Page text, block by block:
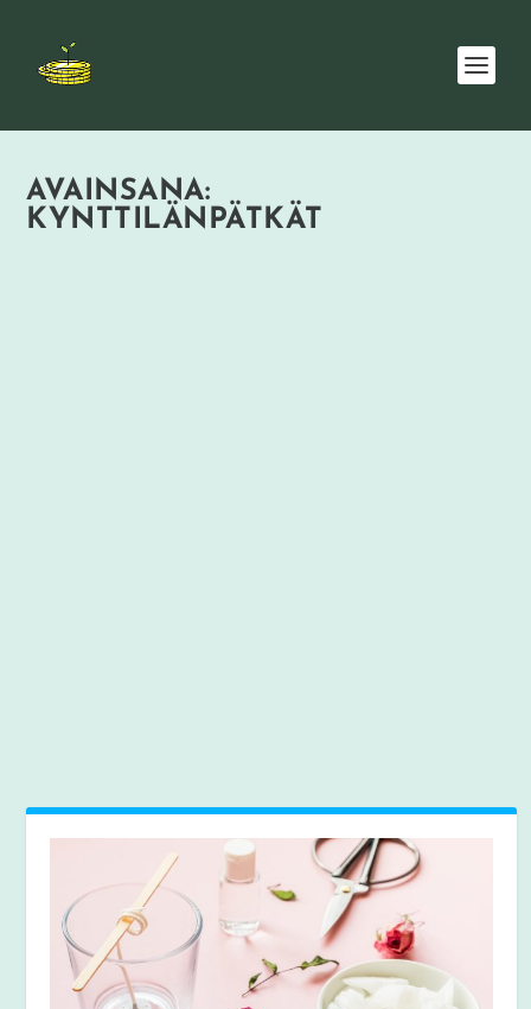
AVAINSANA:
KYNTTILÄNPÄTKÄT